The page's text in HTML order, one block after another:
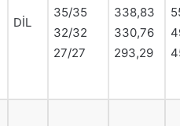
DİL
35/35
32/32
27/27
338,83
330,76
293,29